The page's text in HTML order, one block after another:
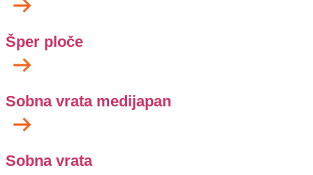
Šper ploče
Sobna vrata medijapan
Sobna vrata